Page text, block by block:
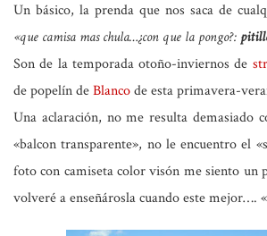
Un básico, la prenda que nos saca de
«que camisa mas chula…¿con que la pongo?:
Son de la temporada otoño-inviernos de
de popelín deBlancode esta primavera-
Una aclaración, no me resulta demasiado
«balcon transparente», no le encuentro el
foto con camiseta color visón me siento un
volveré a enseñárosla cuando este mejor….